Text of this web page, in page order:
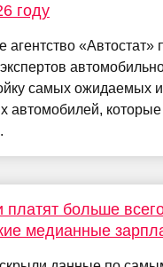
году
агентство «Автостат»
самых ожидаемых и
автомобилей,
платят больше
медианные